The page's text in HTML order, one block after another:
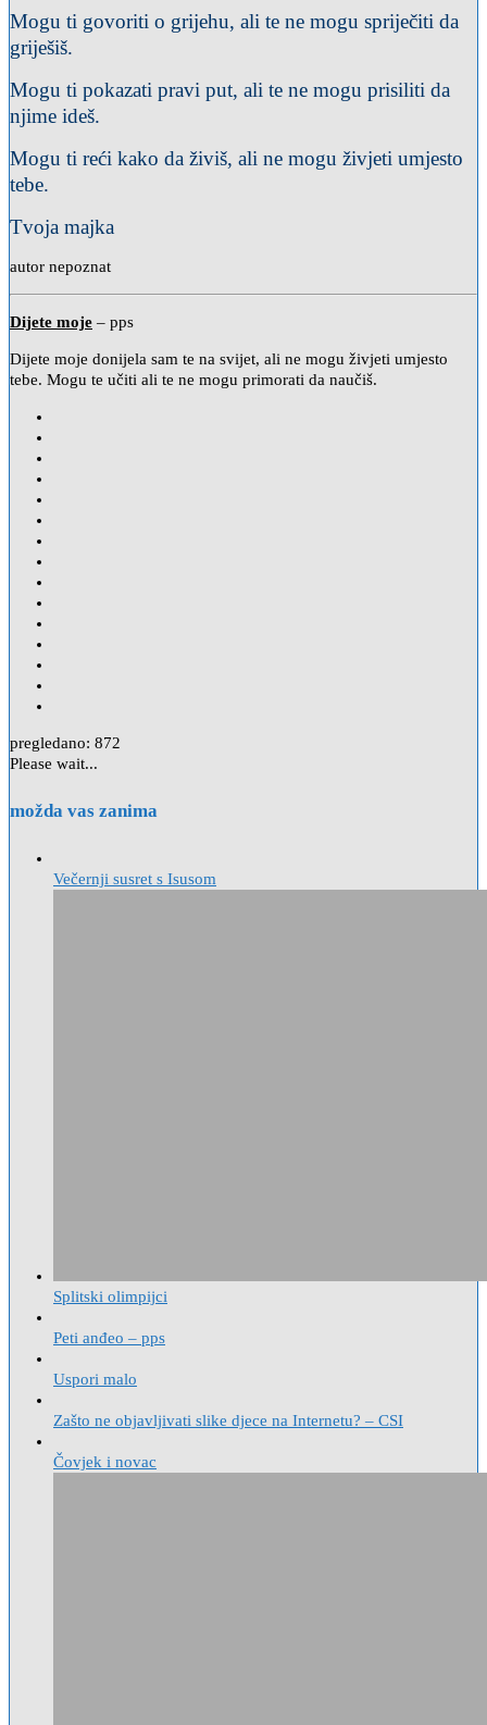
Mogu ti govoriti o grijehu, ali te ne mogu spriječiti da
griješiš.
Mogu ti pokazati pravi put, ali te ne mogu prisiliti da
njime ideš.
Mogu ti reći kako da živiš, ali ne mogu živjeti umjesto
tebe.
Tvoja majka
autor nepoznat
Dijete moje – pps
Dijete moje donijela sam te na svijet, ali ne mogu živjeti umjesto
tebe. Mogu te učiti ali te ne mogu primorati da naučiš.
pregledano: 872
Please wait...
možda vas zanima
Večernji susret s Isusom
Splitski olimpijci
Peti anđeo – pps
Uspori malo
Zašto ne objavljivati slike djece na Internetu? – CSI
Čovjek i novac